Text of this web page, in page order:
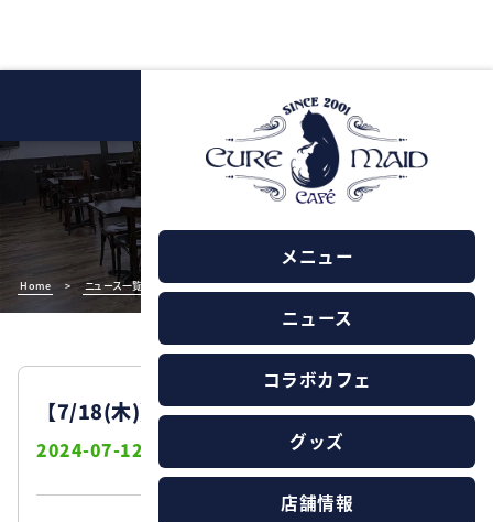
メニュー
ニュース
コラボカフェ
グッズ
店舗情報
NEWS
Home > ニュース一覧 【7/18(木)】営業時間変更のお知らせ
【7/18(木)】営業時間変更のお知らせ
2024-07-12